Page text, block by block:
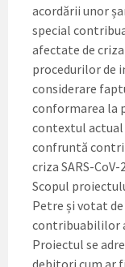
acordării unor
special
afectate de criza
procedurilor de
considerare
conformarea la
contextul actual
confruntă
criza SARS-CoV-
Scopul
Petre și votat
contribuabililor
Proiectul se
debitori cum ar